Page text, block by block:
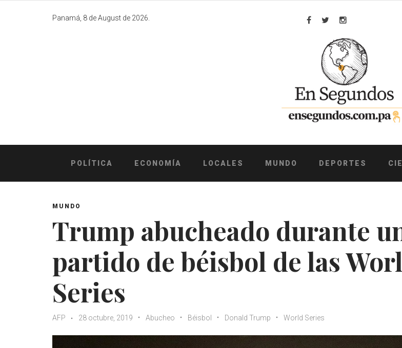
Panamá, 8 de August de 2026.
Facebook
TwitterInstagram
POLÍTICA ECONOMÍA LOCALES MUNDO DEPORTES
MUNDO
Trump abucheado durante
partido de béisbol de las
Series
AFP 28 octubre, 2019 Abucheo Béisbol Donald Trump World Series